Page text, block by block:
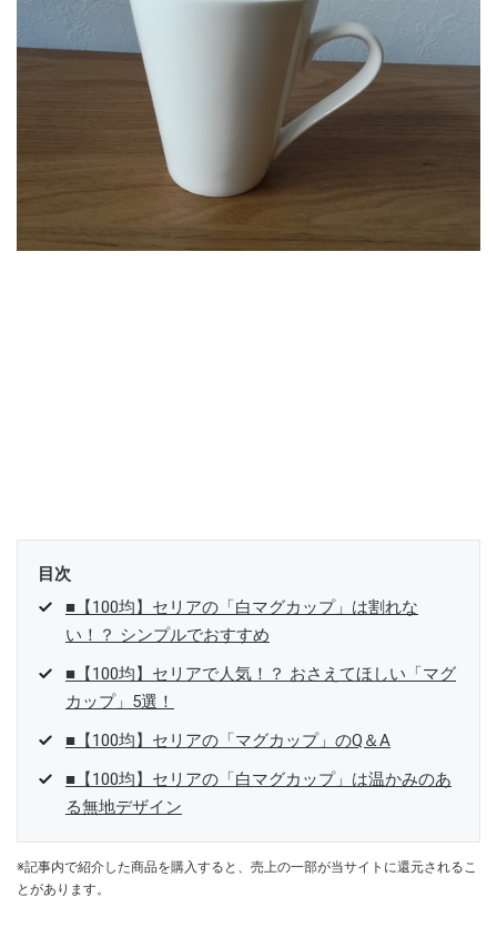
トに、ガストロノミー、観光、文化などについて執筆。ガイドブック
の取材のコーディネートや執筆、著書5冊あり。 現在は、拠点をバル
セロナから日本に移し、スペイン関連だけでなく日本の観光情報や飲
食店についてのコンテンツの執筆や、広報PR、出版プロデュースなど
を行う。 ■寄稿雑誌……料理通信、カフェ・スイーツ、TARZANなど ■
寄稿サイト……ぐるなびプロ、Drink planetなど ■取材コーディネー
ト……るるぶスペイン／ララチッタ／aruco／地球の歩き方ほか。
目次
■【100均】セリアの「白マグカップ」は割れな
い！？ シンプルでおすすめ
■【100均】セリアで人気！？ おさえてほしい「マグ
カップ」5選！
■【100均】セリアの「マグカップ」のQ＆A
■【100均】セリアの「白マグカップ」は温かみのあ
る無地デザイン
※記事内で紹介した商品を購入すると、売上の一部が当サイトに還元されるこ
とがあります。